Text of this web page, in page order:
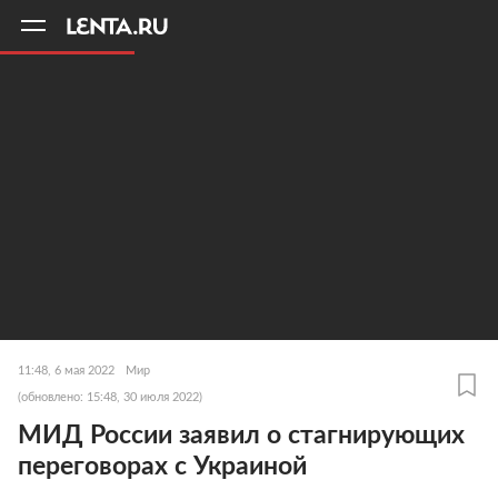
11:48, 6 мая 2022 Мир
(обновлено: 15:48, 30 июля 2022)
МИД России заявил о стагнирующих
переговорах с Украиной